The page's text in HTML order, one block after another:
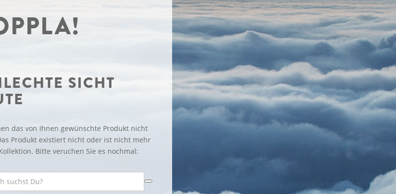
SICHT
das von Ihnen gewünschte Produkt nicht
Produkt existiert nicht oder ist nicht mehr
Bitte veruchen Sie es nochmal: